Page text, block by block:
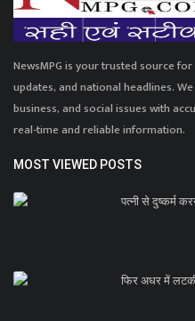
NewsMPG is your trusted source
updates, and national headlines.
business, and social issues with
real-time and reliable information.
MOST VIEWED POSTS
पत्नी से दुष्कर्म
फिर अधर में